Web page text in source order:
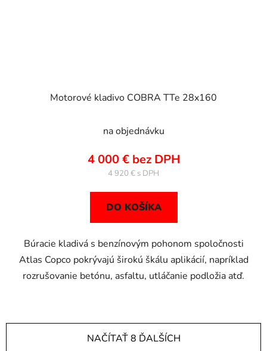
Motorové kladivo COBRA TTe 28x160
na objednávku
4 000 € bez DPH
4 920 €
DO KOŠÍKA
Búracie kladivá s benzínovým pohonom spoločnosti
Atlas Copco pokrývajú širokú škálu aplikácií, napríklad
rozrušovanie betónu, asfaltu, utláčanie podložia atď.
NAČÍTAŤ 8 ĎALŠÍCH